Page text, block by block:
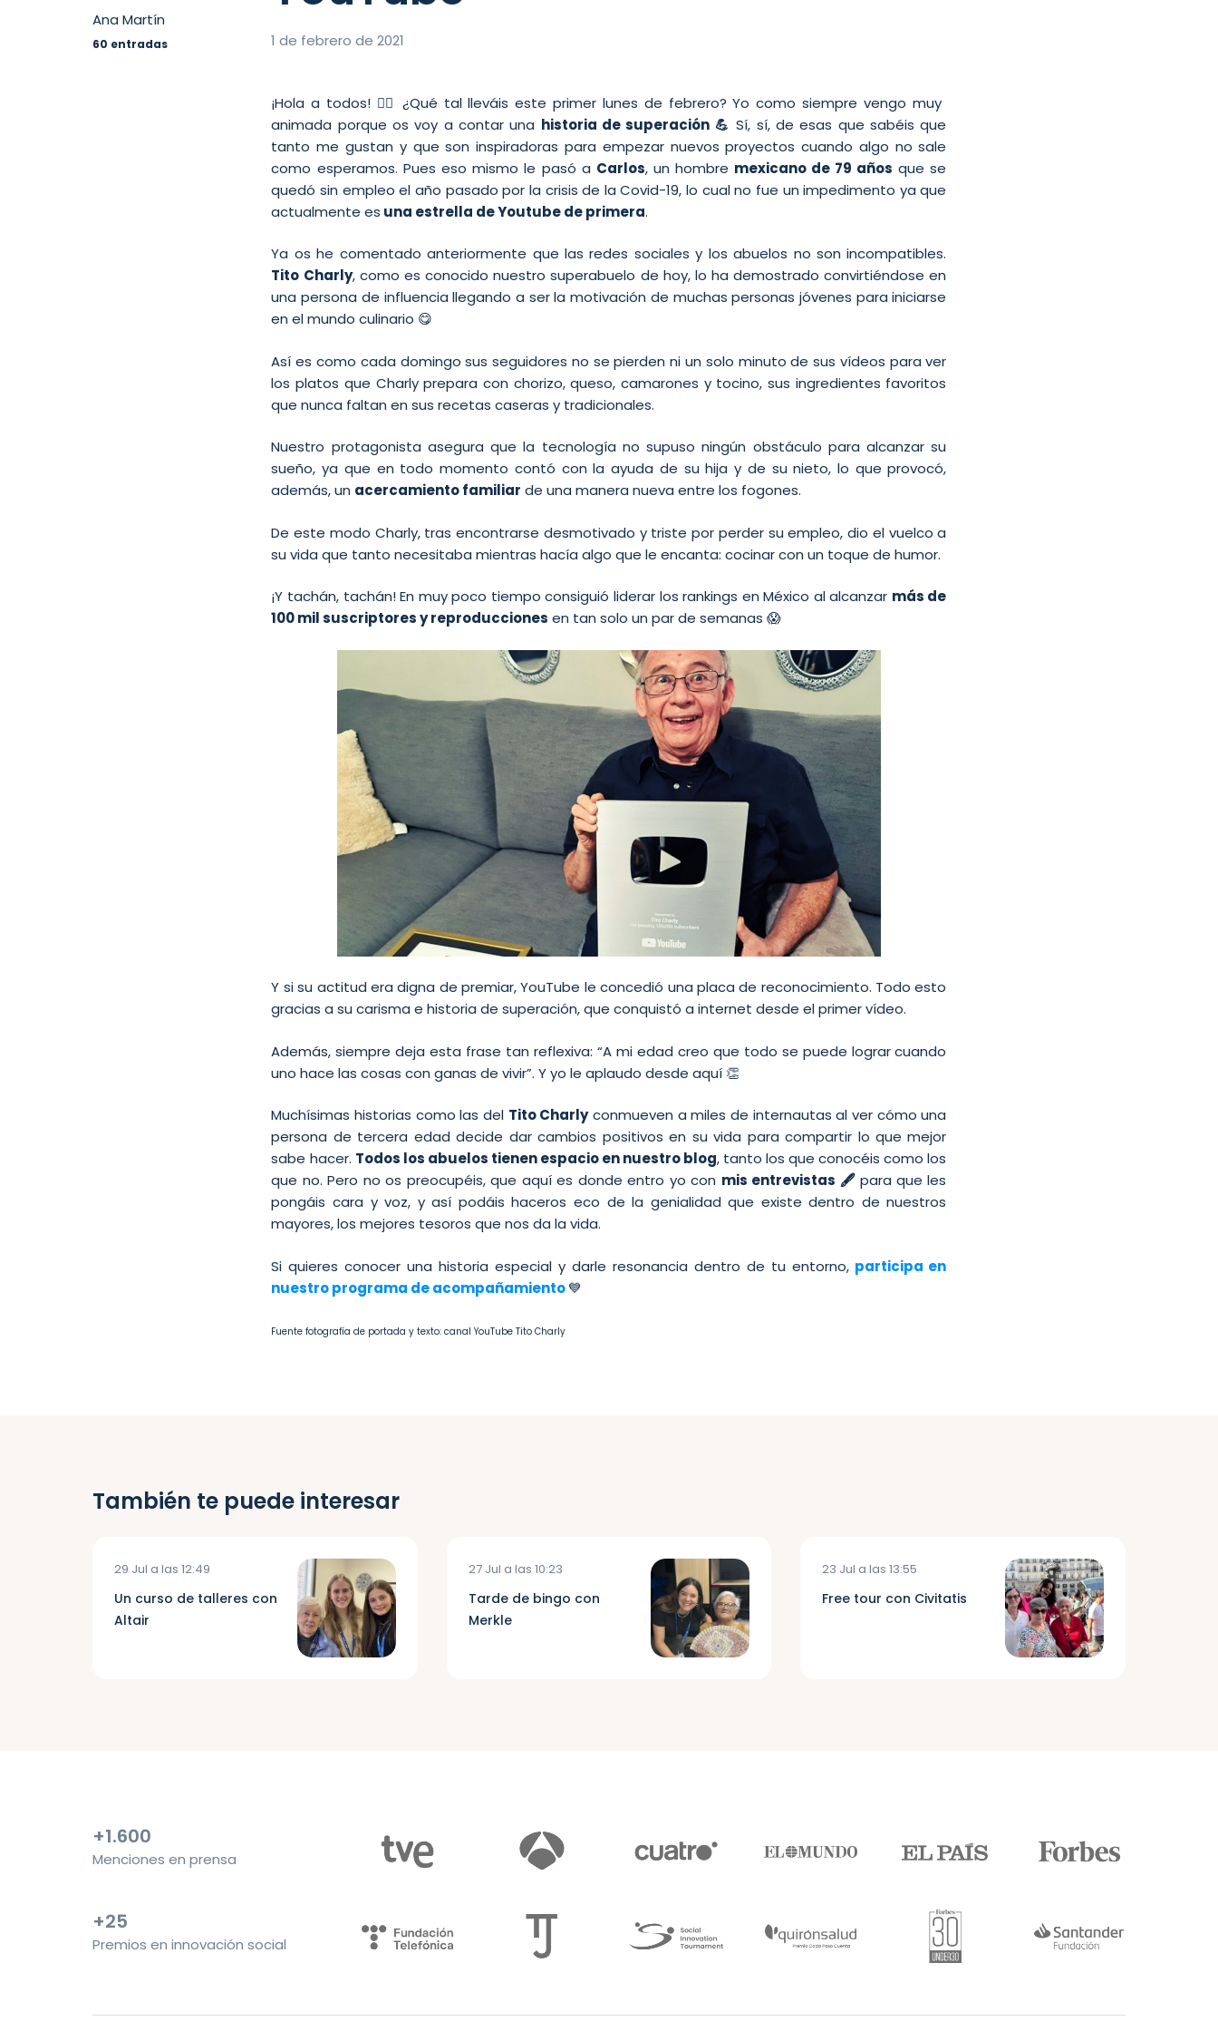
Ana Martín
60 entradas 1 de febrero de 2021
¡Hola a todos! 🙋‍♀️ ¿Qué tal lleváis este primer lunes de febrero? Yo como siempre vengo muy
animada porque os voy a contar una historia de superación 💪 Sí, sí, de esas que sabéis que
tanto me gustan y que son inspiradoras para empezar nuevos proyectos cuando algo no sale
como esperamos. Pues eso mismo le pasó a Carlos, un hombre mexicano de 79 años que se
quedó sin empleo el año pasado por la crisis de la Covid-19, lo cual no fue un impedimento ya que
actualmente es una estrella de Youtube de primera.
Ya os he comentado anteriormente que las redes sociales y los abuelos no son incompatibles.
Tito Charly, como es conocido nuestro superabuelo de hoy, lo ha demostrado convirtiéndose en
una persona de influencia llegando a ser la motivación de muchas personas jóvenes para iniciarse
en el mundo culinario 😋
Así es como cada domingo sus seguidores no se pierden ni un solo minuto de sus vídeos para ver
los platos que Charly prepara con chorizo, queso, camarones y tocino, sus ingredientes favoritos
que nunca faltan en sus recetas caseras y tradicionales.
Nuestro protagonista asegura que la tecnología no supuso ningún obstáculo para alcanzar su
sueño, ya que en todo momento contó con la ayuda de su hija y de su nieto, lo que provocó,
además, un acercamiento familiar de una manera nueva entre los fogones.
De este modo Charly, tras encontrarse desmotivado y triste por perder su empleo, dio el vuelco a
su vida que tanto necesitaba mientras hacía algo que le encanta: cocinar con un toque de humor.
¡Y tachán, tachán! En muy poco tiempo consiguió liderar los rankings en México al alcanzar más de
100 mil suscriptores y reproducciones en tan solo un par de semanas 😱
Y si su actitud era digna de premiar, YouTube le concedió una placa de reconocimiento. Todo esto
gracias a su carisma e historia de superación, que conquistó a internet desde el primer vídeo.
Además, siempre deja esta frase tan reflexiva: “A mi edad creo que todo se puede lograr cuando
uno hace las cosas con ganas de vivir”. Y yo le aplaudo desde aquí 👏
Muchísimas historias como las del Tito Charlyconmueven a miles de internautas al ver cómo una
persona de tercera edad decide dar cambios positivos en su vida para compartir lo que mejor
sabe hacer. Todos los abuelos tienen espacio en nuestro blog, tanto los que conocéis como los
que no.Pero no os preocupéis, que aquí es donde entro yo con mis entrevistas 🖋 para que les
pongáis cara y voz, y así podáis haceros eco de la genialidad que existe dentro de nuestros
mayores, los mejores tesoros que nos da la vida.
Si quieres conocer una historia especial y darle resonancia dentro de tu entorno,participa en
nuestro programa de acompañamiento💙
Fuente fotografía de portada y texto: canal YouTube Tito Charly
También te puede interesar
29 Jul a las 12:49
Un curso de talleres con
Altair
27 Jul a las 10:23
Tarde de bingo con
Merkle
23 Jul a las 13:55
Free tour con Civitatis
+1.600
Menciones en prensa
+25
Premios en innovación social